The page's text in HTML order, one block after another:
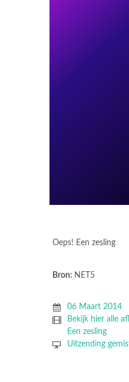
Oeps! Een zesling
Bron: NET5
06 Maart 2014
Bekijk hier alle
Een zesling
Uitzending